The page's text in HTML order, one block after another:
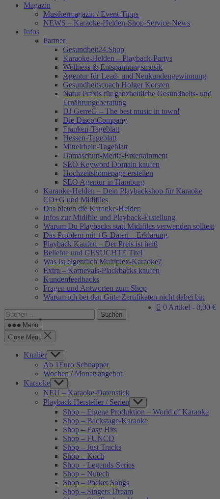
Magazin
Musikermagazin / Event-Tipps
NEWS – Karaoke-Helden-Shop-Service-News
Infos
Partner
Gesundheit24.Shop
Karaoke-Helden – Playback-Partys
Wellness & Entspannungsmusik
Agentur für Lead- und Neukundengewinnung
Gesundheitscoach Holger Korsten
Natur Praxis für ganzheitliche Gesundheits- und
Ernährungeberatung
DJ GerreG – The best music in town!
Die Disco-Company
Franken-Tageblatt
Hessen-Tageblatt
Mittelrhein-Tageblatt
Damaschun-Media-Entertainment
SEO Keyword Domain kaufen
Hochzeitshomepage erstellen
SEO Agentur in Hamburg
Karaoke-Helden – Dein Playbackshop für Karaoke
CD+G und Midifiles
Das bieten die Karaoke-Helden
Infos zur Midifile und Playback-Erstellung
Warum Du Playbacks statt Midifiles verwenden solltest
Das Problem mit +G-Daten – Erklärung
Playback Kaufen – Der Preis ist heiß
Beliebte und GESUCHTE Titel
Was ist eigentlich Multiplex-Karaoke?
Extra – Karnevals-Plackbacks kaufen
Kundenfeedbacks
Fragen und Antworten zum Shop
Warum ich bei den Güte-Zertifikaten nicht dabei bin
0 Artikel
0,00 €
Suchen
nach: Menu
Close Menu
Knaller Show
sub
menu
Ab 1Euro Schnapper
Wochen / Monatsangebot
Karaoke Show
sub
menu
NEU – Karaoke-Datenstick
Playback Hersteller / Serien Show
sub
menu
Shop – Eigene Produktion – World of Karaoke
Shop – Backstage-Karaoke
Shop – Easy Hits
Shop – FUNCD
Shop – Just Tracks
Shop – Koch
Shop – Legends-Series
Shop – Nutech
Shop – Pocket Songs
Shop – Singers Dream